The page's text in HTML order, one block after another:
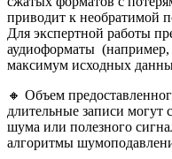
приводит к необратимой
Для экспертной работы
аудиоформаты (например,
максимум исходных
🔸 Объем
длительные записи могут
шума или полезного
алгоритмы